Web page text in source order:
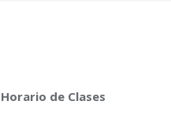
Horario de Clases